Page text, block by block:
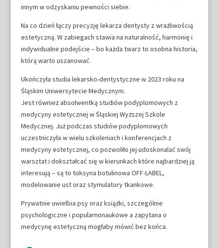
innym w odzyskaniu pewności siebie.
Na co dzień łączy precyzję lekarza dentysty z wrażliwością
estetyczną. W zabiegach stawia na naturalność, harmonię i
indywidualne podejście – bo każda twarz to osobna historia,
którą warto uszanować.
Ukończyła studia lekarsko-dentystyczne w 2023 roku na
Śląskim Uniwersytecie Medycznym.
Jest również absolwentką studiów podyplomowych z
medycyny estetycznej w Śląskiej Wyższej Szkole
Medycznej. Już podczas studiów podyplomowych
uczestniczyła w wielu szkoleniach i konferencjach z
medycyny estetycznej, co pozwoliło jej udoskonalać swój
warsztat i dokształcać się w kierunkach które najbardziej ją
interesują – są to toksyna botulinowa OFF-LABEL,
modelowanie ust oraz stymulatory tkankowe.
Prywatnie uwielbia psy oraz książki, szczególnie
psychologiczne i popularnonaukowe a zapytana o
medycynę estetyczną mogłaby mówić bez końca.